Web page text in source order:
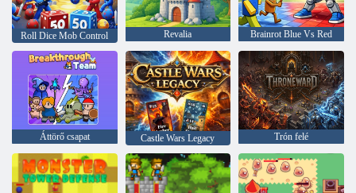
Roll Dice Mob Control Revalia Brainrot Blue Vs Red
Áttörő csapat Castle Wars Legacy Trón felé